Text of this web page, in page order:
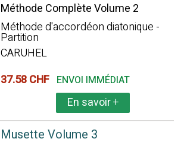
Méthode Complète Volume 2
Méthode d'accordéon diatonique -
Partition
CARUHEL
37.58 CHF ENVOI IMMÉDIAT
En savoir+
Musette Volume 3